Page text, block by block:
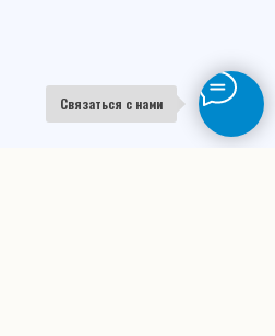
Связаться с нами